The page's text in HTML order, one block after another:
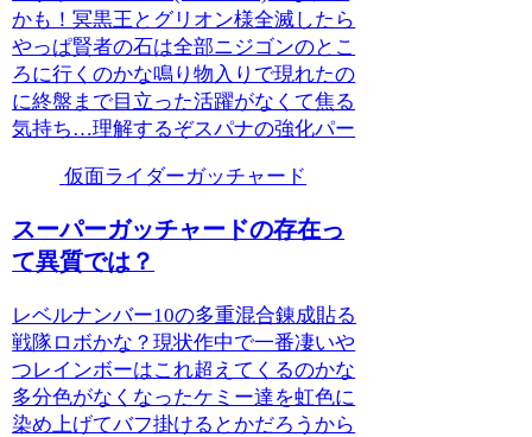
かも！冥黒王とグリオン様全滅したら
やっぱ賢者の石は全部ニジゴンのとこ
ろに行くのかな鳴り物入りで現れたの
に終盤まで目立った活躍がなくて焦る
気持ち…理解するぞスパナの強化パー
仮面ライダーガッチャード
スーパーガッチャードの存在っ
て異質では？
レベルナンバー10の多重混合錬成貼る
戦隊ロボかな？現状作中で一番凄いや
つレインボーはこれ超えてくるのかな
多分色がなくなったケミー達を虹色に
染め上げてバフ掛けるとかだろうから